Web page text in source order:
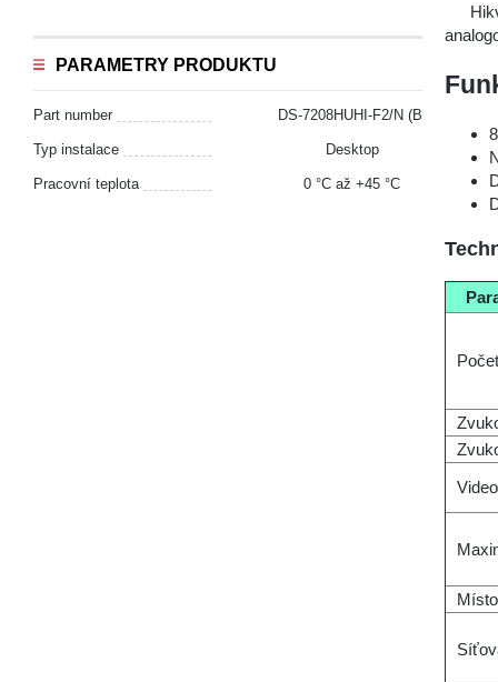
PARAMETRY PRODUKTU
Part number DS-7208HUHI-F2/N (B)
Typ instalace Desktop
Pracovní teplota 0 °С až +45 °С